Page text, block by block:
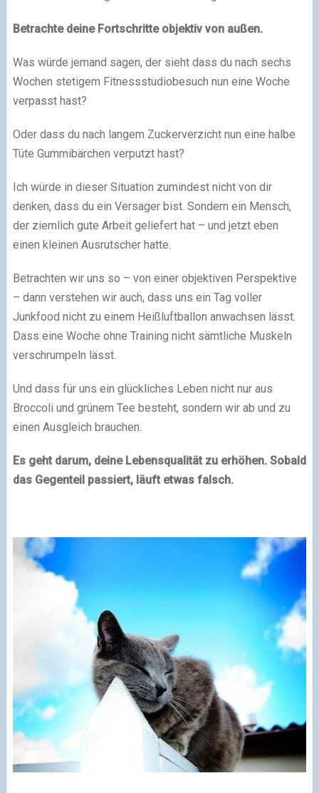
Betrachte deine Fortschritte objektiv von außen.
Was würde jemand sagen, der sieht dass du nach sechs
Wochen stetigem Fitnessstudiobesuch nun eine Woche
verpasst hast?
Oder dass du nach langem Zuckerverzicht nun eine halbe
Tüte Gummibärchen verputzt hast?
Ich würde in dieser Situation zumindest nicht von dir
denken, dass du ein Versager bist. Sondern ein Mensch,
der ziemlich gute Arbeit geliefert hat – und jetzt eben
einen kleinen Ausrutscher hatte.
Betrachten wir uns so – von einer objektiven Perspektive
– dann verstehen wir auch, dass uns ein Tag voller
Junkfood nicht zu einem Heißluftballon anwachsen lässt.
Dass eine Woche ohne Training nicht sämtliche Muskeln
verschrumpeln lässt.
Und dass für uns ein glückliches Leben nicht nur aus
Broccoli und grünem Tee besteht, sondern wir ab und zu
einen Ausgleich brauchen.
Es geht darum, deine Lebensqualität zu erhöhen. Sobald
das Gegenteil passiert, läuft etwas falsch.